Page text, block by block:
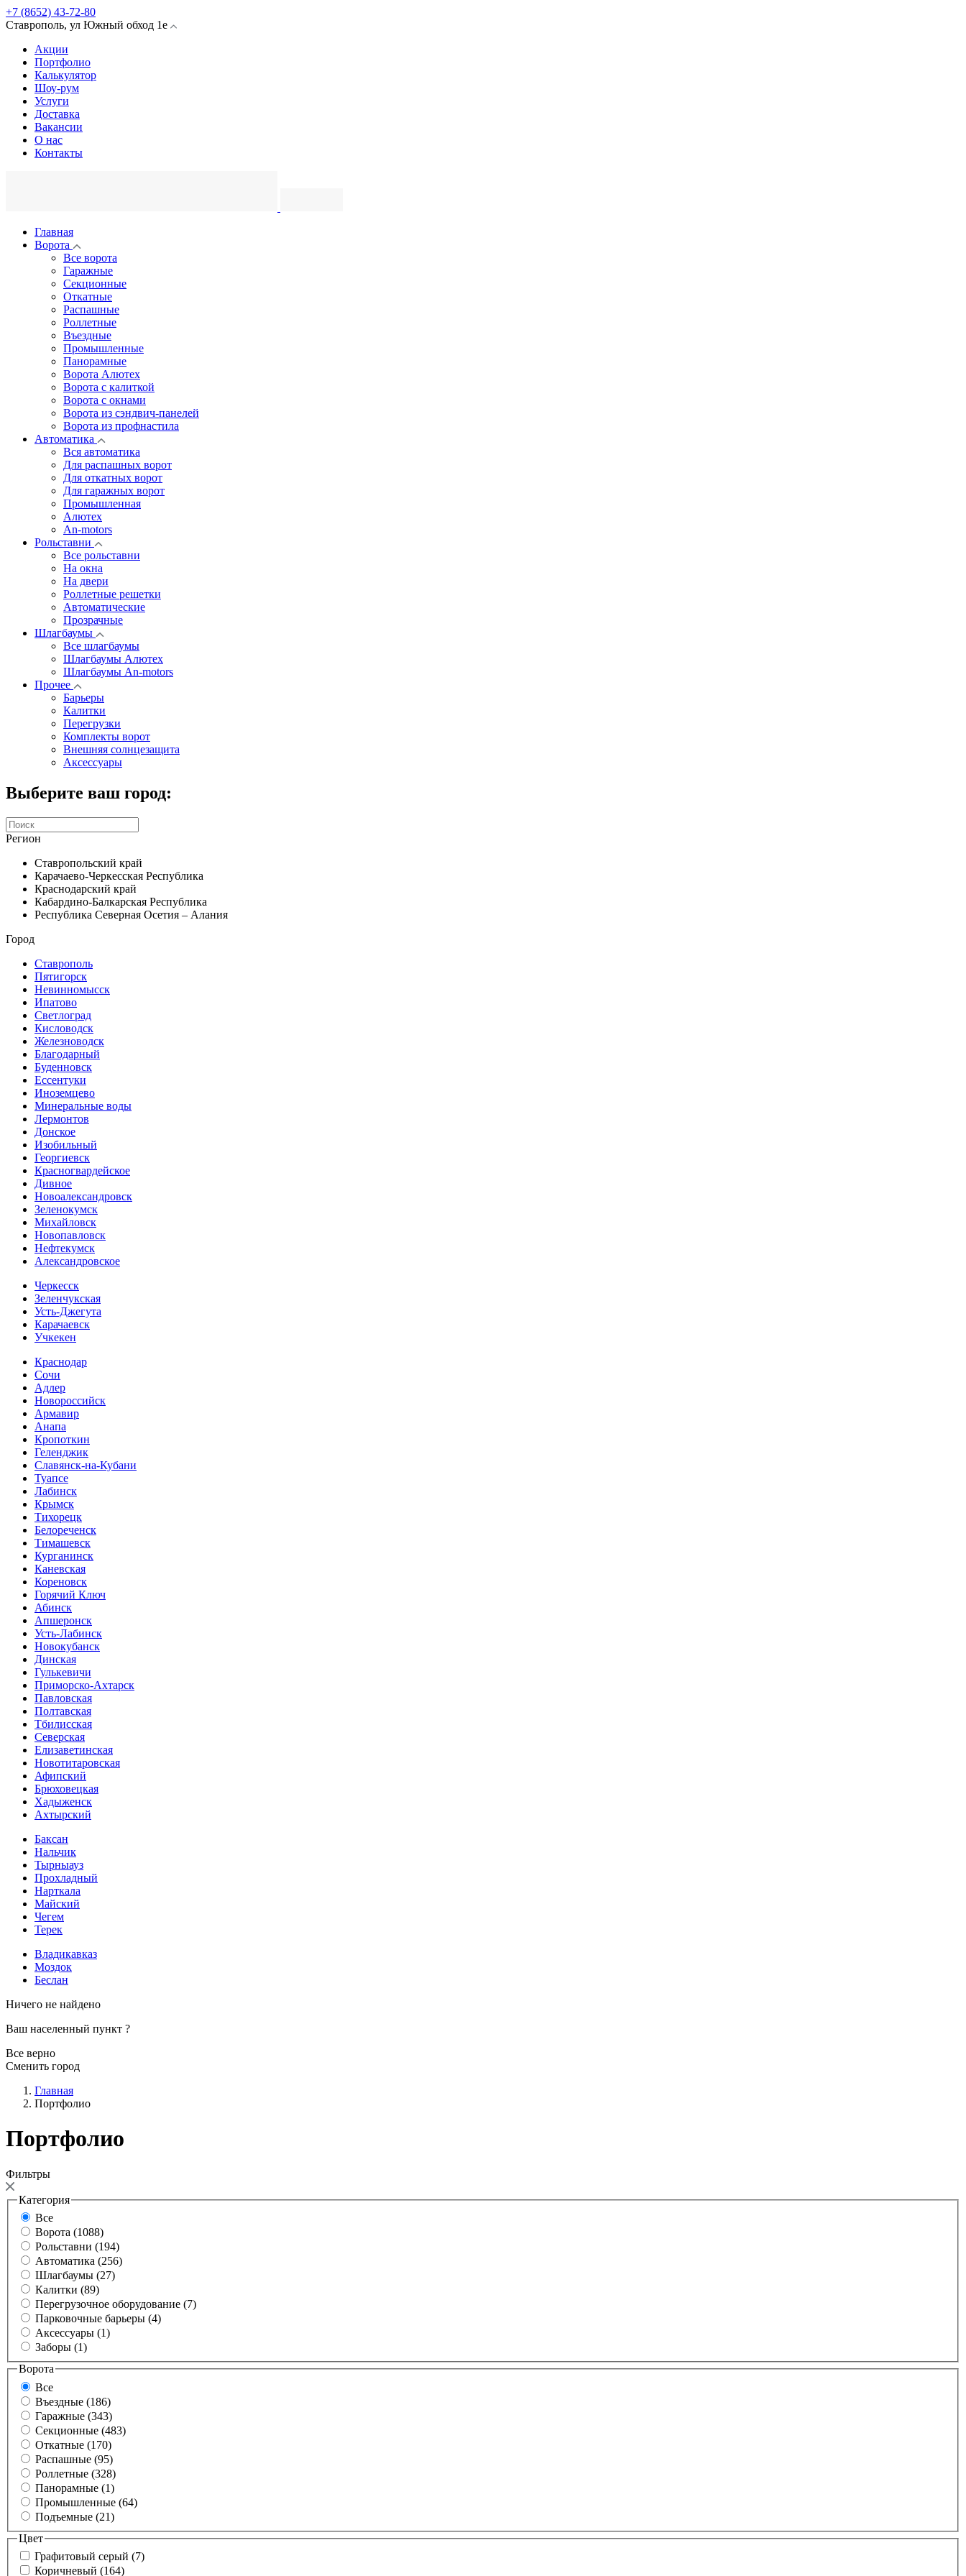
+7 (8652) 43-72-80
Ставрополь, ул Южный обход 1е
Акции
Портфолио
Калькулятор
Шоу-рум
Услуги
Доставка
Вакансии
О нас
Контакты
Главная
Ворота
Все ворота
Гаражные
Секционные
Откатные
Распашные
Роллетные
Въездные
Промышленные
Панорамные
Ворота Алютех
Ворота с калиткой
Ворота c окнами
Ворота из сэндвич-панелей
Ворота из профнастила
Автоматика
Вся автоматика
Для распашных ворот
Для откатных ворот
Для гаражных ворот
Промышленная
Алютех
An-motors
Рольставни
Все рольставни
На окна
На двери
Роллетные решетки
Автоматические
Прозрачные
Шлагбаумы
Все шлагбаумы
Шлагбаумы Алютех
Шлагбаумы An-motors
Прочее
Барьеры
Калитки
Перегрузки
Комплекты ворот
Внешняя солнцезащита
Аксессуары
Выберите ваш город:
Регион
Ставропольский край
Карачаево-Черкесская Республика
Краснодарский край
Кабардино-Балкарская Республика
Республика Северная Осетия – Алания
Город
Ставрополь
Пятигорск
Невинномысск
Ипатово
Светлоград
Кисловодск
Железноводск
Благодарный
Буденновск
Ессентуки
Иноземцево
Минеральные воды
Лермонтов
Донское
Изобильный
Георгиевск
Красногвардейское
Дивное
Новоалександровск
Зеленокумск
Михайловск
Новопавловск
Нефтекумск
Александровское
Черкесск
Зеленчукская
Усть-Джегута
Карачаевск
Учкекен
Краснодар
Сочи
Адлер
Новороссийск
Армавир
Анапа
Кропоткин
Геленджик
Славянск-на-Кубани
Туапсе
Лабинск
Крымск
Тихорецк
Белореченск
Тимашевск
Курганинск
Каневская
Кореновск
Горячий Ключ
Абинск
Апшеронск
Усть-Лабинск
Новокубанск
Динская
Гулькевичи
Приморско-Ахтарск
Павловская
Полтавская
Тбилисская
Северская
Елизаветинская
Новотитаровская
Афипский
Брюховецкая
Хадыженск
Ахтырский
Баксан
Нальчик
Тырныауз
Прохладный
Нарткала
Майский
Чегем
Терек
Владикавказ
Моздок
Беслан
Ничего не найдено
Ваш населенный пункт ?
Все верно
Сменить город
Главная
Портфолио
Портфолио
Фильтры
Категория
Все
Ворота (1088)
Рольставни (194)
Автоматика (256)
Шлагбаумы (27)
Калитки (89)
Перегрузочное оборудование (7)
Парковочные барьеры (4)
Аксессуары (1)
Заборы (1)
Ворота
Все
Въездные (186)
Гаражные (343)
Секционные (483)
Откатные (170)
Распашные (95)
Роллетные (328)
Панорамные (1)
Промышленные (64)
Подъемные (21)
Цвет
Графитовый серый (7)
Коричневый (164)